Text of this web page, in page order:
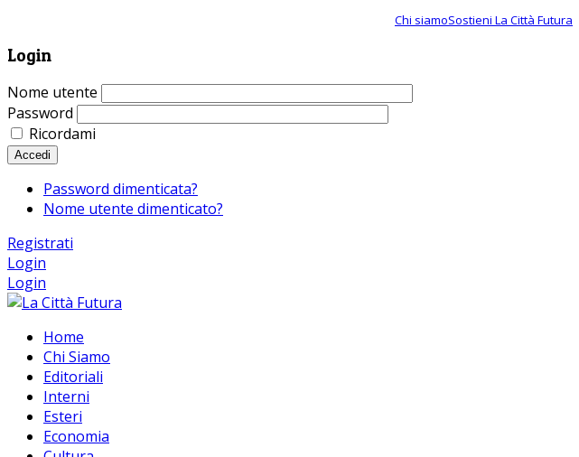
Chi siamoSostieni La Città Futura
Login
Nome utente
Password
Ricordami
Accedi
Password dimenticata?
Nome utente dimenticato?
Registrati
Login
Login
Home
Chi Siamo
Editoriali
Interni
Esteri
Economia